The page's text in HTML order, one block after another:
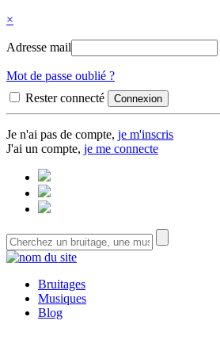
×
Adresse mail
Mot de passe oublié ?
Rester connecté
Je n'ai pas de compte, je m'inscris
J'ai un compte, je me connecte
Bruitages
Musiques
Blog